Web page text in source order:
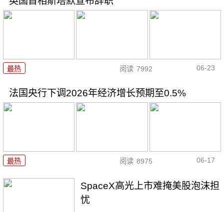
最热 阅读 7992 06-23
法国央行下调2026年经济增长预期至0.5%
最热 阅读 8975 06-17
SpaceX高光上市难掩美股泡沫担
忧